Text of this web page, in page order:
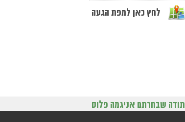
לחץ כאן למפת הגעה
תודה שבחרתם אניגמה פלוס